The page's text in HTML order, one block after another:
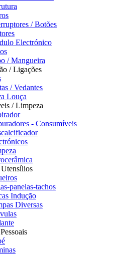
/ Botões
Electrónico
/ Mangueira
/ Ligações
/ Vedantes
Louça
/ Limpeza
- Consumíveis
panelas-tachos
Indução
Diversas